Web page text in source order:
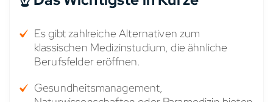
Es gibt zahlreiche Alternativen zum
klassischen Medizinstudium, die ähnliche
Berufsfelder eröffnen.
Gesundheitsmanagement,